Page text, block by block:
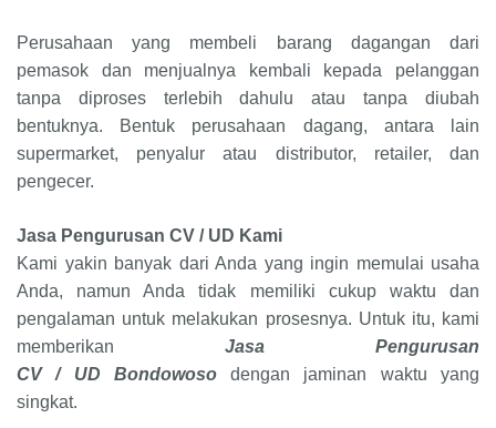
Perusahaan yang membeli barang dagangan dari
pemasok dan menjualnya kembali kepada pelanggan
tanpa diproses terlebih dahulu atau tanpa diubah
bentuknya. Bentuk perusahaan dagang, antara lain
supermarket, penyalur atau distributor, retailer, dan
pengecer.
Jasa Pengurusan CV / UD Kami
Kami yakin banyak dari Anda yang ingin memulai usaha
Anda, namun Anda tidak memiliki cukup waktu dan
pengalaman untuk melakukan prosesnya. Untuk itu, kami
memberikan Jasa Pengurusan
CV / UD Bondowoso
dengan jaminan waktu yang
singkat.